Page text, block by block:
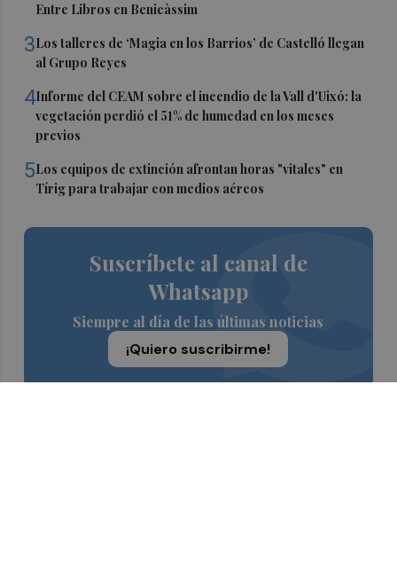
Entre Libros en Benicàssim
3Los talleres de ‘Magia en los Barrios’ de Castelló llegan
al Grupo Reyes
4Informe del CEAM sobre el incendio de la Vall d'Uixó: la
vegetación perdió el 51% de humedad en los meses
previos
5Los equipos de extinción afrontan horas "vitales" en
Tírig para trabajar con medios aéreos
Suscríbete al canal de
Whatsapp
Siempre al día de las últimas noticias
¡Quiero suscribirme!